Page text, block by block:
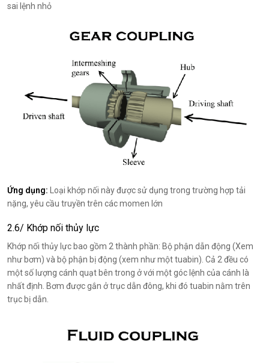
sai lệnh nhỏ
Ứng dụng: Loại khớp nối này được sử dụng trong trường hợp tải
nặng, yêu cầu truyền trên các momen lớn
2.6/ Khớp nối thủy lực
Khớp nối thủy lực bao gồm 2 thành phần: Bộ phận dẫn động (Xem
như bơm) và bộ phận bị động (xem như một tuabin). Cả 2 đều có
một số lượng cánh quạt bên trong ở với một góc lệnh của cánh là
nhất định. Bơm được gắn ở trục dẫn đông, khi đó tuabin nằm trên
trục bị dẫn.